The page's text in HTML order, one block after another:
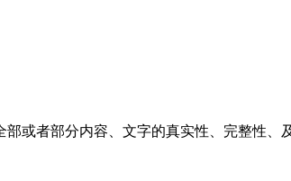
或者部分内容、文字的真实性、完整性、